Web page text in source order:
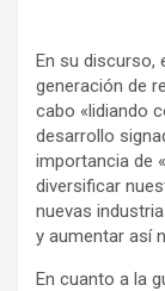
En su discurso,
generación de
cabo «lidiando
desarrollo
importancia de
diversificar
nuevas
y aumentar así
En cuanto a la